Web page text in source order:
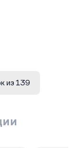
из 139